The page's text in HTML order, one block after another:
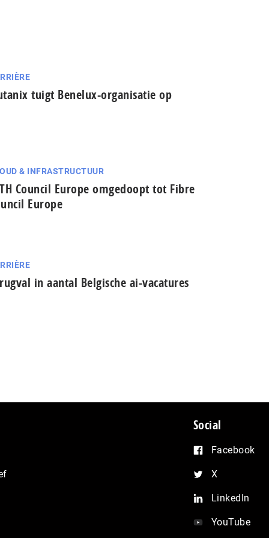
tuigt Benelux-organisatie op
& INFRASTRUCTUUR
Council Europe omgedoopt tot Fibre
Europe
in aantal Belgische ai-vacatures
Social
Facebook
X
LinkedIn
YouTube